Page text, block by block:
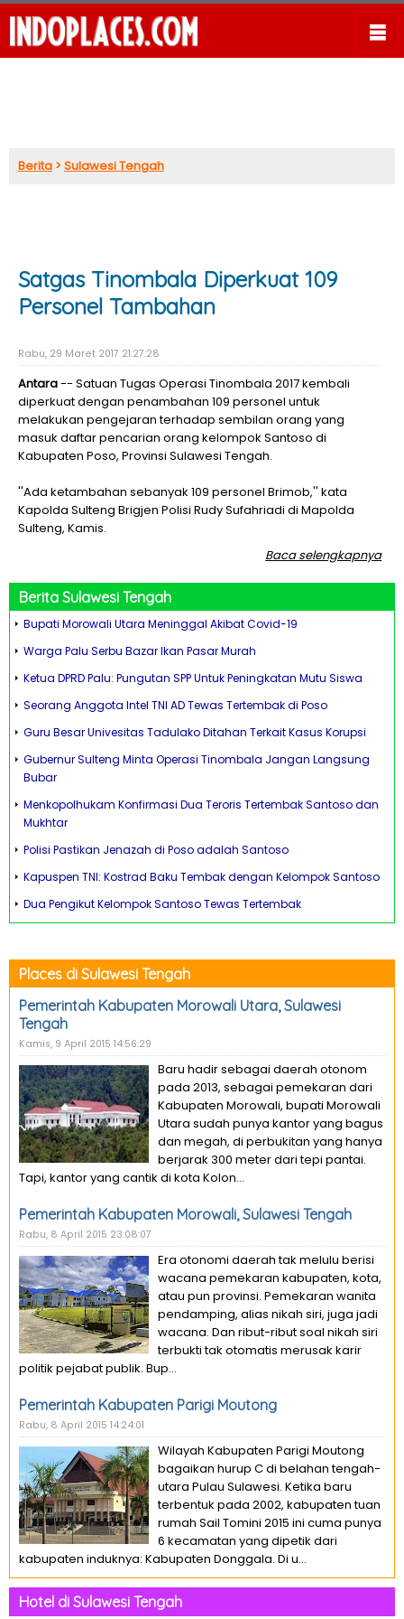
Berita >Sulawesi Tengah
Satgas Tinombala Diperkuat 109
Personel Tambahan
Rabu, 29 Maret 2017 21:27:28
Antara-- Satuan Tugas Operasi Tinombala 2017 kembali
diperkuat dengan penambahan 109 personel untuk
melakukan pengejaran terhadap sembilan orang yang
masuk daftar pencarian orang kelompok Santoso di
Kabupaten Poso, Provinsi Sulawesi Tengah.
''Ada ketambahan sebanyak 109 personel Brimob,'' kata
Kapolda Sulteng Brigjen Polisi Rudy Sufahriadi di Mapolda
Sulteng, Kamis.
Baca selengkapnya
Berita Sulawesi Tengah
Bupati Morowali Utara Meninggal Akibat Covid-19
Warga Palu Serbu Bazar Ikan Pasar Murah
Ketua DPRD Palu: Pungutan SPP Untuk Peningkatan Mutu Siswa
Seorang Anggota Intel TNI AD Tewas Tertembak di Poso
Guru Besar Univesitas Tadulako Ditahan Terkait Kasus Korupsi
Gubernur Sulteng Minta Operasi Tinombala Jangan Langsung
Bubar
Menkopolhukam Konfirmasi Dua Teroris Tertembak Santoso dan
Mukhtar
Polisi Pastikan Jenazah di Poso adalah Santoso
Kapuspen TNI: Kostrad Baku Tembak dengan Kelompok Santoso
Dua Pengikut Kelompok Santoso Tewas Tertembak
Places di Sulawesi Tengah
Pemerintah Kabupaten Morowali Utara, Sulawesi
Tengah
Kamis, 9 April 2015 14:56:29
Baru hadir sebagai daerah otonom
pada 2013, sebagai pemekaran dari
Kabupaten Morowali, bupati Morowali
Utara sudah punya kantor yang bagus
dan megah, di perbukitan yang hanya
berjarak 300 meter dari tepi pantai.
Tapi, kantor yang cantik di kota Kolon...
Pemerintah Kabupaten Morowali, Sulawesi Tengah
Rabu, 8 April 2015 23:08:07
Era otonomi daerah tak melulu berisi
wacana pemekaran kabupaten, kota,
atau pun provinsi. Pemekaran wanita
pendamping, alias nikah siri, juga jadi
wacana. Dan ribut-ribut soal nikah siri
terbukti tak otomatis merusak karir
politik pejabat publik. Bup...
Pemerintah Kabupaten Parigi Moutong
Rabu, 8 April 2015 14:24:01
Wilayah Kabupaten Parigi Moutong
bagaikan hurup C di belahan tengah-
utara Pulau Sulawesi. Ketika baru
terbentuk pada 2002, kabupaten tuan
rumah Sail Tomini 2015 ini cuma punya
6 kecamatan yang dipetik dari
kabupaten induknya: Kabupaten Donggala. Di u...
Hotel di Sulawesi Tengah